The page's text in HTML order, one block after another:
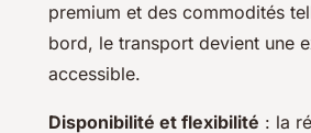
premium et des commodités
bord, le transport devient une
accessible.
Disponibilité et flexibilité : la